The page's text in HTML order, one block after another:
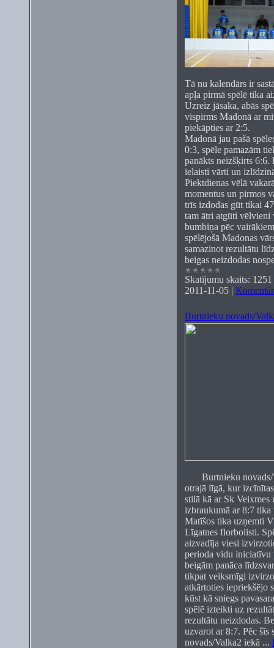
Tā nu kalendārs ir
apļa pirmā spēlē tika
Uzreiz jāsaka, abās
vispirms Madonā ar
piekāpties ar 2:5.
Madonā jau pašā
0:3, spēle pamazām
panākts neizšķirts 6:6.
ielaisti vārti un
Piektdienas vēlā
momentus un pirmos
trīs izdodas gūt tikai
tam ātri atgūti vēlvieni
bumbiņa pēc
spēlējošā Madonas
samazinot rezultātu
beigas neizdodas
Skatījumu skaits: 1251
2011-11-05 |
Burtnieku novads/
Burtnieku
otrajā līgā, kur
stilā kā ar Sk Veixmes
izbraukumā ar 8:7 tika
Matīšos tika uzņemti
Līgatnes florbolisti.
aizvadīja viesi
perioda vidu iniciatīvu
beigām panāca
tikpat veiksmīgi
atkārtoties iepriekšējo
kūst kā sniegs
spēlē izteikti uz
rezultātu neizdodas.
uzvarot ar 8:7. Pēc šīs
novads/Valka2 iekā ...